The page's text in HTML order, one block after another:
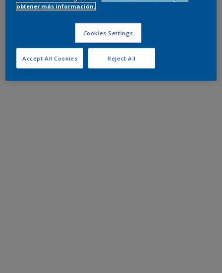
obtener más información.
Cookies Settings
Reject All
Accept All Cookies